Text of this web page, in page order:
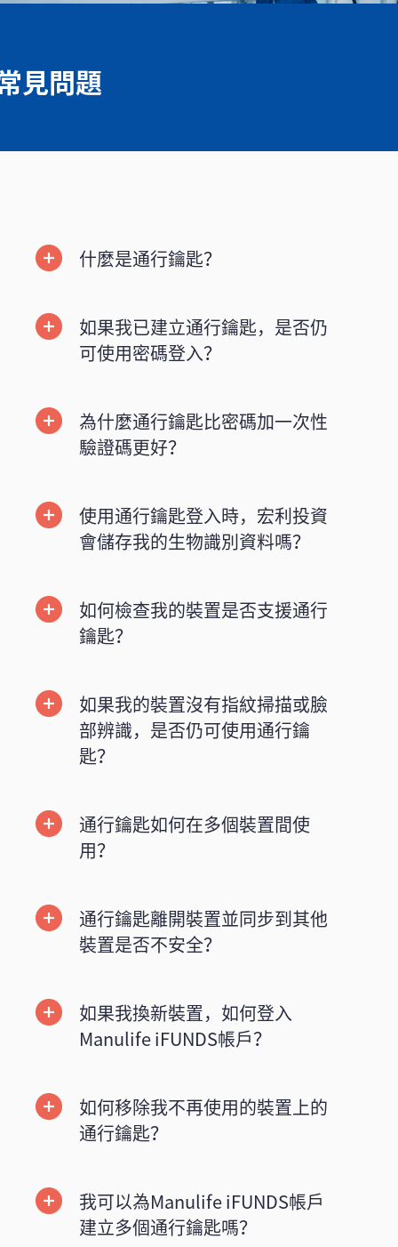
見問題
什麼是通行鑰匙？
如果我已建立通行鑰匙，是否仍
可使用密碼登入？
為什麼通行鑰匙比密碼加一次性
驗證碼更好？
使用通行鑰匙登入時，宏利投資
會儲存我的生物識別資料嗎？
如何檢查我的裝置是否支援通行
鑰匙？
如果我的裝置沒有指紋掃描或臉
部辨識，是否仍可使用通行鑰
匙？
通行鑰匙如何在多個裝置間使
用？
通行鑰匙離開裝置並同步到其他
裝置是否不安全？
如果我換新裝置，如何登入
Manulife iFUNDS帳戶？
如何移除我不再使用的裝置上的
通行鑰匙？
我可以為Manulife iFUNDS帳戶
建立多個通行鑰匙嗎？